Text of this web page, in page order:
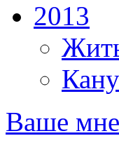
2013
Ваше